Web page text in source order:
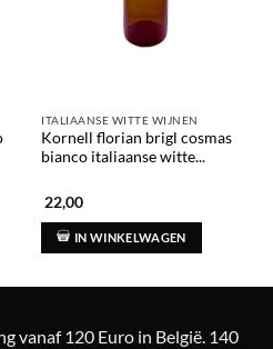
ITALIAANSE WITTE WIJNEN
Kornell florian brigl cosmas
bianco italiaanse witte...
22,00
IN WINKELWAGEN
vanaf 120 Euro in België. 140